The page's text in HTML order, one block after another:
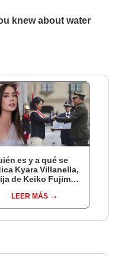
es y a qué se
Kyara Villanella,
de Keiko Fujimori
nacional?
LEER MÁS